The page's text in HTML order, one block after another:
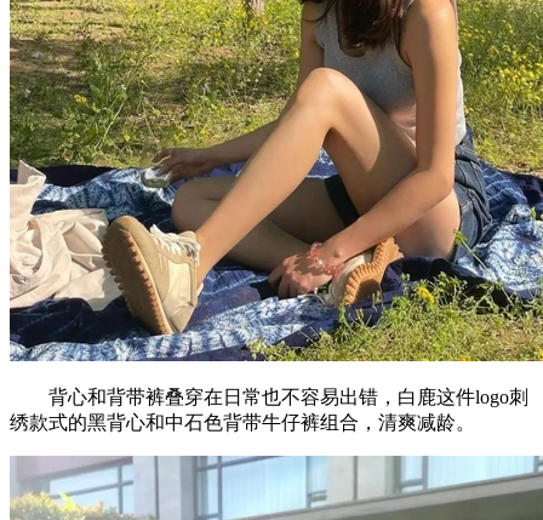
背心和背带裤叠穿在日常也不容易出错，白鹿这件logo刺
绣款式的黑背心和中石色背带牛仔裤组合，清爽减龄。